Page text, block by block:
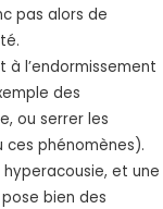
pas alors de
à l’endormissement
des
ou serrer les
ces phénomènes).
hyperacousie, et une
bien des